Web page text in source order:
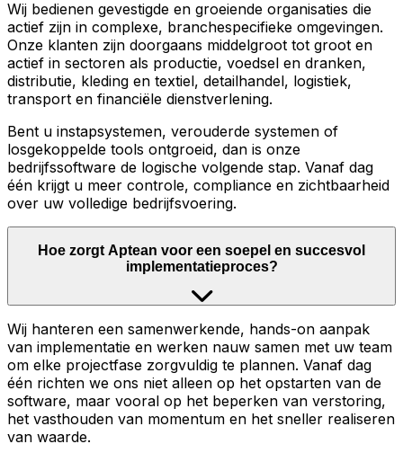
Wij bedienen gevestigde en groeiende organisaties die
actief zijn in complexe, branchespecifieke omgevingen.
Onze klanten zijn doorgaans middelgroot tot groot en
actief in sectoren als productie, voedsel en dranken,
distributie, kleding en textiel, detailhandel, logistiek,
transport en financiële dienstverlening.
Bent u instapsystemen, verouderde systemen of
losgekoppelde tools ontgroeid, dan is onze
bedrijfssoftware de logische volgende stap. Vanaf dag
één krijgt u meer controle, compliance en zichtbaarheid
over uw volledige bedrijfsvoering.
Hoe zorgt Aptean voor een soepel en succesvol
implementatieproces?
Wij hanteren een samenwerkende, hands-on aanpak
van implementatie en werken nauw samen met uw team
om elke projectfase zorgvuldig te plannen. Vanaf dag
één richten we ons niet alleen op het opstarten van de
software, maar vooral op het beperken van verstoring,
het vasthouden van momentum en het sneller realiseren
van waarde.